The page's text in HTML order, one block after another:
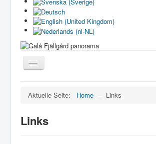
Toggle
Navigation
Camping
Aktuelle Seite: Home – Links
Links